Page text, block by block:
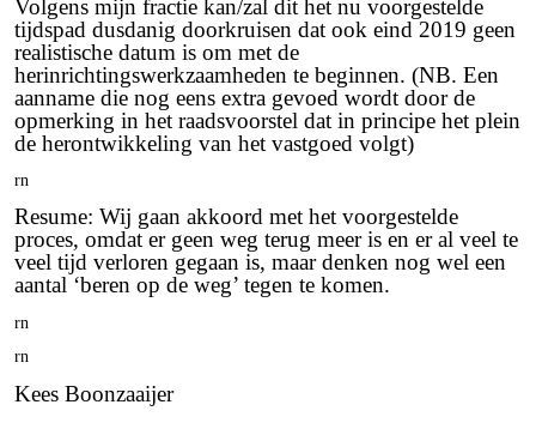
Volgens mijn fractie kan/zal dit het nu voorgestelde
tijdspad dusdanig doorkruisen dat ook eind 2019 geen
realistische datum is om met de
herinrichtingswerkzaamheden te beginnen. (NB. Een
aanname die nog eens extra gevoed wordt door de
opmerking in het raadsvoorstel dat in principe het plein
de herontwikkeling van het vastgoed volgt)
rn
Resume: Wij gaan akkoord met het voorgestelde
proces, omdat er geen weg terug meer is en er al veel te
veel tijd verloren gegaan is, maar denken nog wel een
aantal ‘beren op de weg’ tegen te komen.
rn
rn
Kees Boonzaaijer